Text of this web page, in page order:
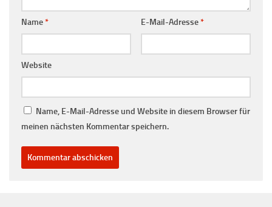
Name* E-Mail-Adresse*
Website
Name, E-Mail-Adresse und Website in diesem Browser für
meinen nächsten Kommentar speichern.